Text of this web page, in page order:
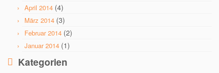
April 2014 (4)
März 2014 (3)
Februar 2014 (2)
Januar 2014 (1)
Kategorien